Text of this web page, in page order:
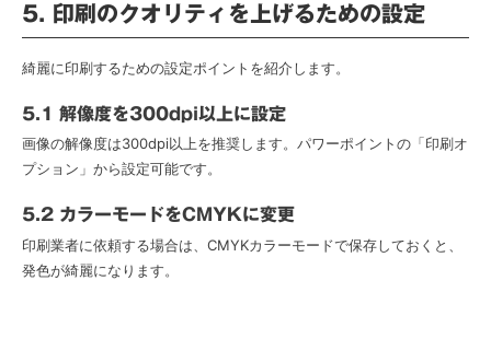
5. 印刷のクオリティを上げるための設定
綺麗に印刷するための設定ポイントを紹介します。
5.1 解像度を300dpi以上に設定
画像の解像度は300dpi以上を推奨します。パワーポイントの「印刷オ
プション」から設定可能です。
5.2 カラーモードをCMYKに変更
印刷業者に依頼する場合は、CMYKカラーモードで保存しておくと、
発色が綺麗になります。